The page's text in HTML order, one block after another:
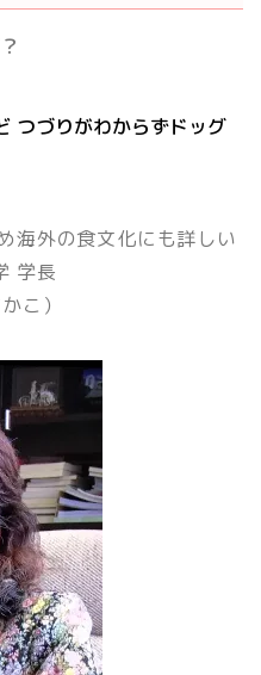
つづりがわからずドッグ
海外の食文化にも詳しい
学長
こ）